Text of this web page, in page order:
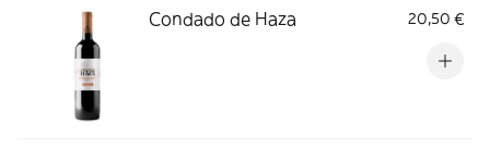
Condado de Haza 20,50 €